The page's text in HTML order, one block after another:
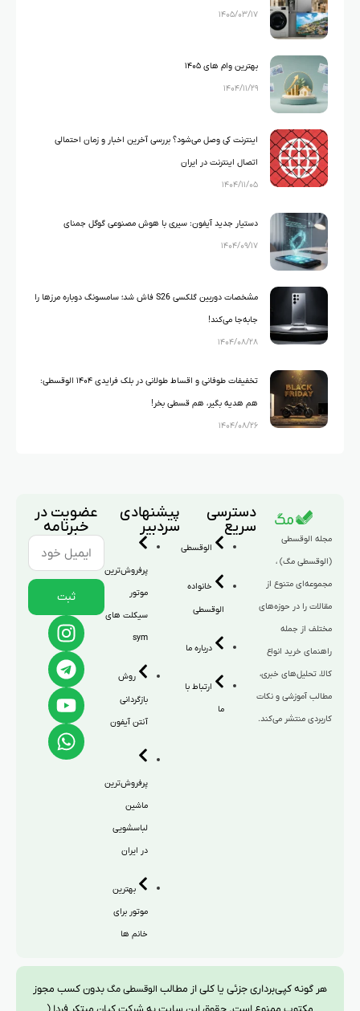
۱۴۰۵/۰۳/۱۷
بهترین وام های ۱۴۰۵
۱۴۰۴/۱۱/۲۹
اینترنت کی وصل می‌شود؟ بررسی آخرین اخبار و زمان احتمالی
اتصال اینترنت در ایران
۱۴۰۴/۱۱/۰۵
دستیار جدید آیفون: سیری با هوش مصنوعی گوگل جمنای
۱۴۰۴/۰۹/۱۷
مشخصات دوربین گلکسی S26 فاش شد؛ سامسونگ دوباره مرزها را
جابه‌جا می‌کند!
۱۴۰۴/۰۸/۲۸
تخفیفات طوفانی و اقساط طولانی در بلک فرایدی ۱۴۰۴ الوقسطی:
هم هدیه بگیر، هم قسطی بخر!
۱۴۰۴/۰۸/۲۶
مجله الوقسطی
(الوقسطی مگ) ،
مجموعه‌ای متنوع از
مقالات را در حوزه‌های
مختلف از جمله
راهنمای خرید انواع
کالا، تحلیل‌های خبری،
مطالب آموزشی و نکات
کاربردی منتشر می‌کند.
دسترسی
سریع
الوقسطی
خانواده
الوقسطی
درباره ما
ارتباط با
ما
پیشنهادی
سردبیر
پرفروش‌ترین
موتور
سیکلت های
sym
روش
بازگردانی
آنتن آیفون
پرفروش‌ترین
ماشین
لباسشویی
در ایران
بهترین
موتور برای
خانم ها
عضویت در
خبرنامه
ثبت
هر گونه کپی‌برداری جزئی یا کلی از مطالب الوقسطی مگبدون کسب مجوز